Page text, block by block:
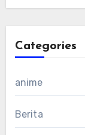
Categories
anime
Berita